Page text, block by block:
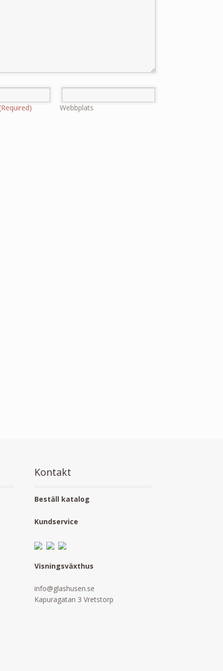
Webbplats
Kontakt
Beställ katalog
Kundservice
Visningsväxthus
info@glashusen.se
Kapuragatan 3 Vretstorp